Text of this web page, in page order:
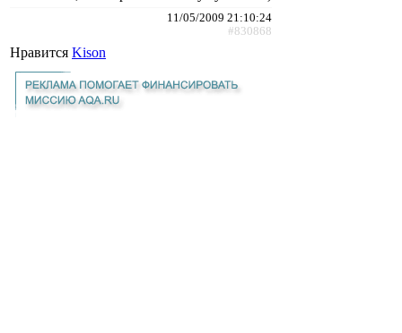
11/05/2009 21:10:24
#830868
Нравится Kison